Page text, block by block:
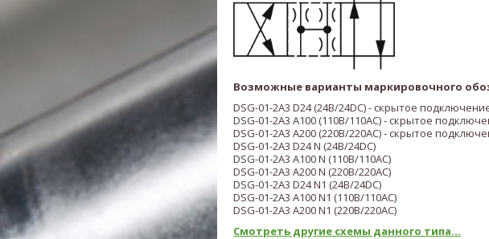
Возможные варианты маркировочного
DSG-01-2A3 D24(24В/24DC) - скрытое
DSG-01-2A3 A100 (110В/110AC)- скрытое
DSG-01-2A3 A200 (220В/220AC)- скрытое
DSG-01-2A3 D24 N (24В/24DC)
DSG-01-2A3 A100 N (110В/110AC)
DSG-01-2A3 A200 N (220В/220AC)
DSG-01-2A3 D24 N1 (24В/24DC)
​DSG-01-2A3 A100 N1 (110В/110AC)
DSG-01-2A3 A200 N1 (220В/220AC)
Смотреть другие схемы данного типа...